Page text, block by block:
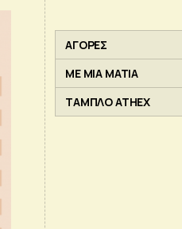
ΑΓΟΡΕΣ
ΜΕ ΜΙΑ ΜΑΤΙΑ
ΤΑΜΠΛΟ ATHEX